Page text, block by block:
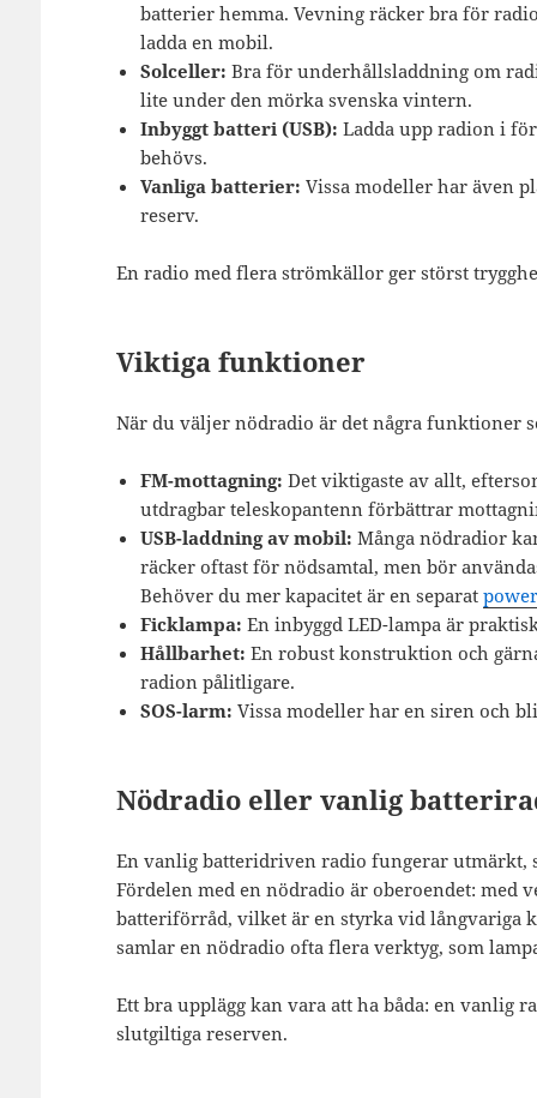
batterier hemma. Vevning räcker bra för
ladda en mobil.
Solceller: Bra för underhållsladdning om
lite under den mörka svenska vintern.
Inbyggt batteri (USB): Ladda upp radion i
behövs.
Vanliga batterier: Vissa modeller har även
reserv.
En radio med flera strömkällor ger störst
Viktiga funktioner
När du väljer nödradio är det några funktioner
FM-mottagning: Det viktigaste av allt,
utdragbar teleskopantenn förbättrar
USB-laddning av mobil: Många nödradior
räcker oftast för nödsamtal, men bör
Behöver du mer kapacitet är en separat
Ficklampa: En inbyggd LED-lampa är
Hållbarhet: En robust konstruktion och
radion pålitligare.
SOS-larm: Vissa modeller har en siren och
Nödradio eller vanlig
En vanlig batteridriven radio fungerar utmärkt,
Fördelen med en nödradio är oberoendet: med
batteriförråd, vilket är en styrka vid långvariga
samlar en nödradio ofta flera verktyg, som
Ett bra upplägg kan vara att ha båda: en vanlig
slutgiltiga reserven.